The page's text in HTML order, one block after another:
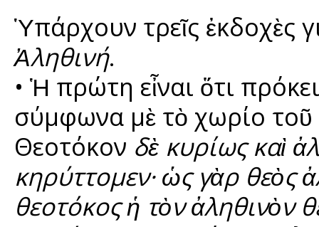
Ὑπάρχουν τρεῖς ἐκδοχὲς
Ἀληθινή.
• Ἡ πρώτη εἶναι ὅτι
σύμφωνα μὲ τὸ χωρίο
Θεοτόκον δὲ κυρίως καὶ
κηρύττομεν· ὡς γὰρ θεὸς
θεοτόκος ἡ τὸν ἀληθινὸν